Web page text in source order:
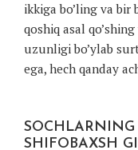
ikkiga bo’ling va bir
qoshiq asal
uzunligi bo’ylab
ega, hech qanday
SOCHLARNING
SHIFOBAXSH